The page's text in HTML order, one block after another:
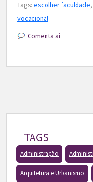
Tags: escolher faculdade,
vocacional
Comenta aí
TAGS
Administração
Arquitetura e Urbanismo